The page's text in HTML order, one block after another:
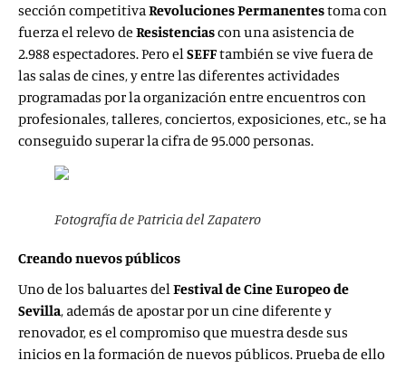
sección competitivaRevoluciones Permanentestoma con
fuerza el relevo de Resistenciascon una asistencia de
2.988 espectadores. Pero elSEFFtambién se vive fuera de
las salas de cines, y entre las diferentes actividades
programadas por la organización entre encuentros con
profesionales, talleres, conciertos, exposiciones, etc., se ha
conseguido superar la cifra de 95.000 personas.
Fotografía de Patricia del Zapatero
Creando nuevos públicos
Uno de los baluartes delFestival de Cine Europeo de
Sevilla, además de apostar por un cine diferente y
renovador, es el compromiso que muestra desde sus
inicios en la formación de nuevos públicos. Prueba de ello